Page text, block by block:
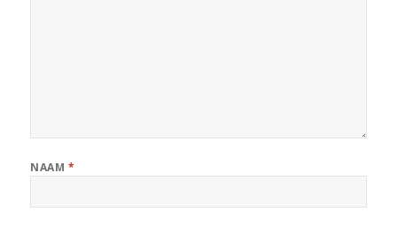
NAAM *